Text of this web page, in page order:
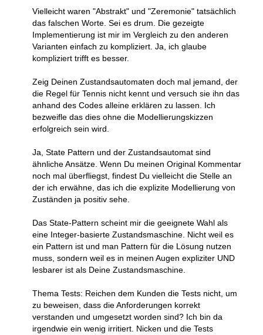
Vielleicht waren "Abstrakt" und "Zeremonie" tatsächlich
das falschen Worte. Sei es drum. Die gezeigte
Implementierung ist mir im Vergleich zu den anderen
Varianten einfach zu kompliziert. Ja, ich glaube
kompliziert trifft es besser.
Zeig Deinen Zustandsautomaten doch mal jemand, der
die Regel für Tennis nicht kennt und versuch sie ihn das
anhand des Codes alleine erklären zu lassen. Ich
bezweifle das dies ohne die Modellierungskizzen
erfolgreich sein wird.
Ja, State Pattern und der Zustandsautomat sind
ähnliche Ansätze. Wenn Du meinen Original Kommentar
noch mal überfliegst, findest Du vielleicht die Stelle an
der ich erwähne, das ich die explizite Modellierung von
Zuständen ja positiv sehe.
Das State-Pattern scheint mir die geeignete Wahl als
eine Integer-basierte Zustandsmaschine. Nicht weil es
ein Pattern ist und man Pattern für die Lösung nutzen
muss, sondern weil es in meinen Augen expliziter UND
lesbarer ist als Deine Zustandsmaschine.
Thema Tests: Reichen dem Kunden die Tests nicht, um
zu beweisen, dass die Anforderungen korrekt
verstanden und umgesetzt worden sind? Ich bin da
irgendwie ein wenig irritiert. Nicken und die Tests